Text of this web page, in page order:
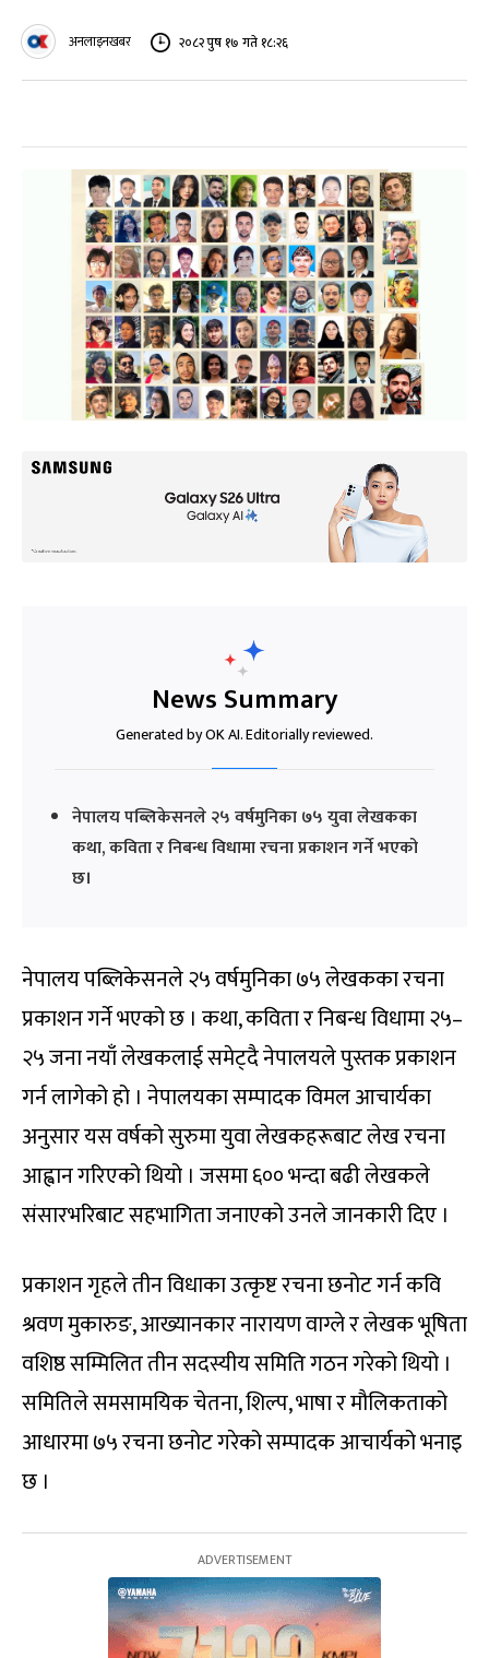
अनलाइनखबर २०८२ पुष १७ गते १८:२६
News Summary
Generated by OK AI. Editorially reviewed.
नेपालय पब्लिकेसनले २५ वर्षमुनिका ७५ युवा लेखकका
कथा, कविता र निबन्ध विधामा रचना प्रकाशन गर्ने भएको
छ।
नेपालय पब्लिकेसनले २५ वर्षमुनिका ७५ लेखकका रचना
प्रकाशन गर्ने भएको छ । कथा, कविता र निबन्ध विधामा २५–
२५ जना नयाँ लेखकलाई समेट्दै नेपालयले पुस्तक प्रकाशन
गर्न लागेको हो । नेपालयका सम्पादक विमल आचार्यका
अनुसार यस वर्षको सुरुमा युवा लेखकहरूबाट लेख रचना
आह्वान गरिएको थियो । जसमा ६०० भन्दा बढी लेखकले
संसारभरिबाट सहभागिता जनाएको उनले जानकारी दिए ।
प्रकाशन गृहले तीन विधाका उत्कृष्ट रचना छनोट गर्न कवि
श्रवण मुकारुङ, आख्यानकार नारायण वाग्ले र लेखक भूषिता
वशिष्ठ सम्मिलित तीन सदस्यीय समिति गठन गरेको थियो ।
समितिले समसामयिक चेतना, शिल्प, भाषा र मौलिकताको
आधारमा ७५ रचना छनोट गरेको सम्पादक आचार्यको भनाइ
छ ।